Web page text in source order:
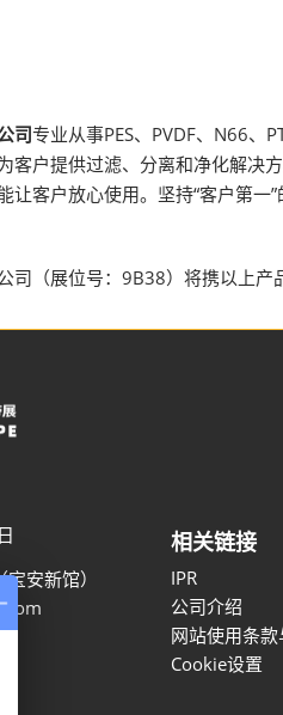
展馆平面图
2026越南国际薄膜
司专业从事PES、PVDF、N66、
客户提供过滤、分离和净化解决
让客户放心使用。坚持“客户第一
司（展位号：9B38）将携以上产
安新馆）
相关链接
IPR
公司介绍
网站使用条
Cookie设置